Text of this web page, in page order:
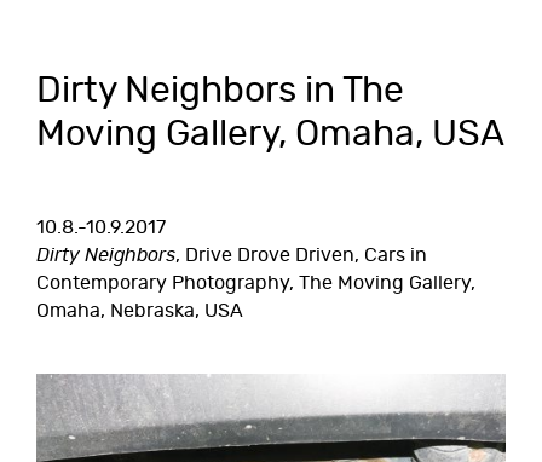
Dirty Neighbors in The
Moving Gallery, Omaha, USA
10.8.-10.9.2017
Dirty Neighbors, Drive Drove Driven, Cars in
Contemporary Photography, The Moving Gallery,
Omaha, Nebraska, USA